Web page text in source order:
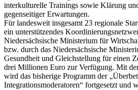
interkulturelle Trainings sowie Klärung
gegenseitiger Erwartungen.
Für landesweit insgesamt 23 regionale
ein unterstützendes
Niedersächsische Ministerium für
bzw. durch das Niedersächsische
Gesundheit und Gleichstellung für einen
drei Millionen Euro zur Verfügung. Mit
wird das bisherige Programm der
Integrationsmoderatoren“ fortgesetzt und